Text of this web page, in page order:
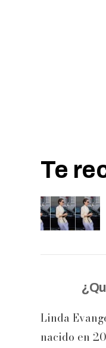
Te
Linda
nacido en